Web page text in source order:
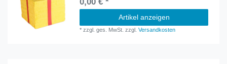
Artikel anzeigen
*zzgl. ges. MwSt. zzgl.Versandkosten